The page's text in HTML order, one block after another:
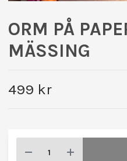
ORM PÅ
MÄSSING
499 kr